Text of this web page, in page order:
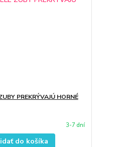
PREKRÝVAJÚ HORNÉ
3-7 dní
do košíka